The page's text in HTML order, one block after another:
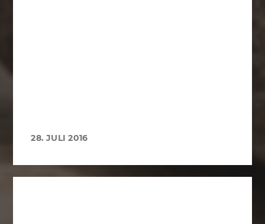
28. JULI 2016